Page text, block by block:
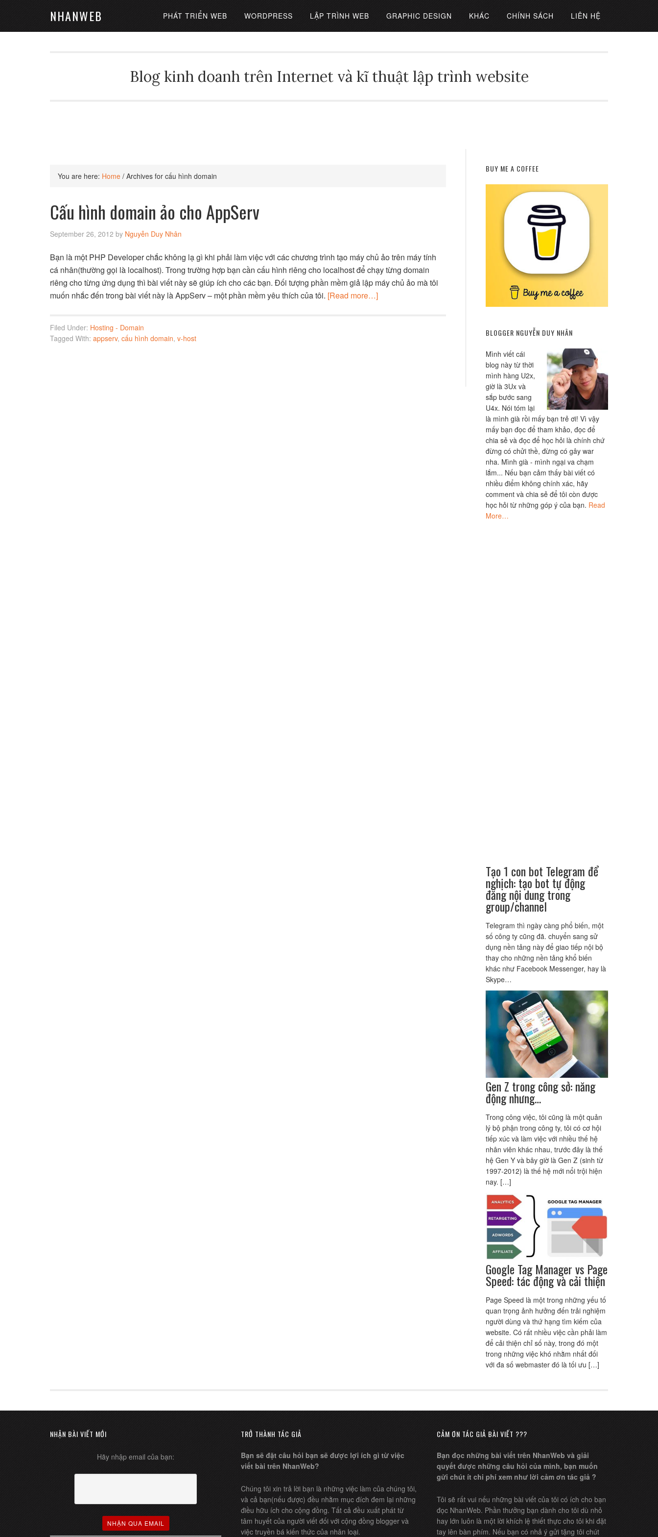
NHANWEB PHÁT TRIỂN WEB WORDPRESS LẬP TRÌNH WEB GRAPHIC DESIGN KHÁC CHÍNH SÁCH LIÊN HỆ
Blog kinh doanh trên Internet và kĩ thuật lập trình website
You are here: Home / Archives for cấu hình domain
Cấu hình domain ảo cho AppServ
September 26, 2012 by Nguyễn Duy Nhân
Bạn là một PHP Developer chắc không lạ gì khi phải làm việc với các chương trình tạo máy chủ ảo trên máy tính
cá nhân(thường gọi là localhost). Trong trường hợp bạn cần cấu hình riêng cho localhost để chạy từng domain
riêng cho từng ứng dụng thì bài viết này sẽ giúp ích cho các bạn. Đối tượng phần mềm giả lập máy chủ ảo mà tôi
muốn nhắc đến trong bài viết này là AppServ – một phần mềm yêu thích của tôi. [Read more…]
Filed Under: Hosting - Domain
Tagged With: appserv, cấu hình domain, v-host
BUY ME A COFFEE
BLOGGER NGUYỄN DUY NHÂN
Mình viết cái
blog này từ thời
mình hàng U2x,
giờ là 3Ux và
sắp bước sang
U4x. Nói tóm lại
là mình già rồi mấy bạn trẻ ơi! Vì vậy
mấy bạn đọc để tham khảo, đọc để
chia sẻ và đọc để học hỏi là chính chứ
đừng có chửi thề, đừng có gây war
nha. Mình già - mình ngại va chạm
lắm... Nếu bạn cảm thấy bài viết có
nhiều điểm không chính xác, hãy
comment và chia sẻ để tôi còn được
học hỏi từ những góp ý của bạn. Read
More…
Tạo 1 con bot Telegram để
nghịch: tạo bot tự động
đăng nội dung trong
group/channel
Telegram thì ngày càng phổ biến, một
số công ty cũng đã. chuyển sang sử
dụng nền tảng này để giao tiếp nội bộ
thay cho những nền tảng khổ biến
khác như Facebook Messenger, hay là
Skype…
Gen Z trong công sở: năng
động nhưng…
Trong công việc, tôi cũng là một quản
lý bộ phận trong công ty, tôi có cơ hội
tiếp xúc và làm việc với nhiều thế hệ
nhân viên khác nhau, trước đây là thế
hệ Gen Y và bây giờ là Gen Z (sinh từ
1997-2012) là thế hệ mới nổi trội hiện
nay. […]
Google Tag Manager vs Page
Speed: tác động và cải thiện
Page Speed là một trong những yếu tố
quan trọng ảnh hưởng đến trải nghiệm
người dùng và thứ hạng tìm kiếm của
website. Có rất nhiều việc cần phải làm
để cải thiện chỉ số này, trong đó một
trong những việc khó nhằm nhất đối
với đa số webmaster đó là tối ưu […]
NHẬN BÀI VIẾT MỚI
Hãy nhập email của bạn:
TRỞ THÀNH TÁC GIẢ
Bạn sẽ đặt câu hỏi bạn sẽ được lợi ích gì từ việc
viết bài trên NhanWeb?
Chúng tôi xin trả lời bạn là những việc làm của chúng tôi,
và cả bạn(nếu được) đều nhằm mục đích đem lại những
điều hữu ích cho cộng đồng. Tất cả đều xuất phát từ
tâm huyết của người viết đối với cộng đồng blogger và
việc truyền bá kiến thức của nhân loại.
CẢM ƠN TÁC GIẢ BÀI VIẾT ???
Bạn đọc những bài viết trên NhanWeb và giải
quyết được những câu hỏi của mình, bạn muốn
gửi chút ít chi phí xem như lời cảm ơn tác giả ?
Tôi sẽ rất vui nếu những bài viết của tôi có ích cho bạn
đọc NhanWeb. Phần thưởng bạn dành cho tôi dù nhỏ
hay lớn luôn là một lời khích lệ thiết thực cho tôi khi đặt
tay lên bàn phím. Nếu bạn có nhả ý gửi tặng tôi chút